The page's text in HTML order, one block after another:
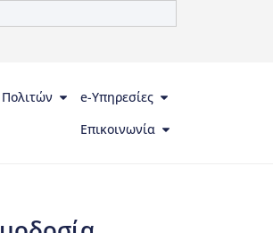
e-Υπηρεσίες
Επικοινωνία